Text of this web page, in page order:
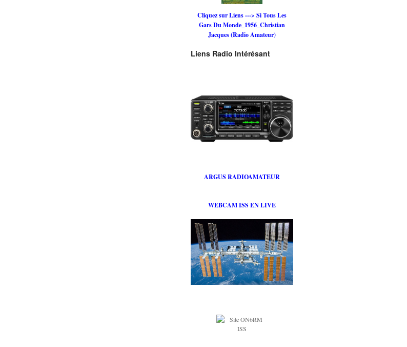
Cliquez sur Liens ---> Si Tous Les
Gars Du Monde_1956_Christian
Jacques (Radio Amateur)
Liens Radio Intérésant
ARGUS RADIOAMATEUR
WEBCAM ISS EN LIVE